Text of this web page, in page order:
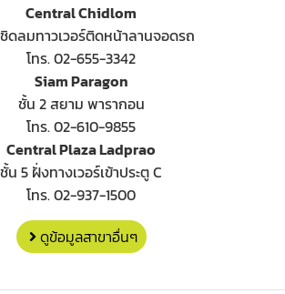
Central Chidlom
ดลมทาวเวอร์ติดหน้าลานจอดรถ
โทร. 02-655-3342
Siam Paragon
ชั้น 2 สยาม พารากอน
โทร. 02-610-9855
Central Plaza Ladprao
ชั้น 5 ฝั่งทางเวอร์เข้าประตู C
โทร. 02-937-1500
ดูข้อมูลสาขาอื่นๆ